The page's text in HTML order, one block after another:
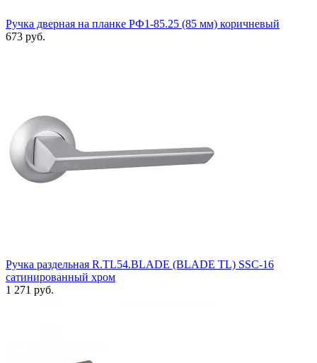
Ручка дверная на планке РФ1-85.25 (85 мм) коричневый
673 руб.
Ручка раздельная R.TL54.BLADE (BLADE TL) SSC-16
сатинированный хром
1 271 руб.